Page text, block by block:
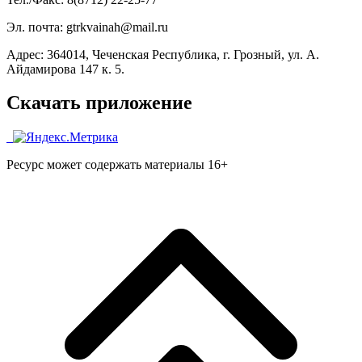
Эл. почта: gtrkvainah@mail.ru
Адрес: 364014, Чеченская Республика, г. Грозный, ул. А.
Айдамирова 147 к. 5.
Скачать приложение
Ресурс может содержать материалы 16+